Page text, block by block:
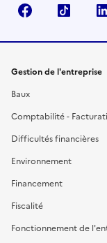
Facebook
Gestion de l'entreprise
Baux
Comptabilité -
Difficultés financières
Environnement
Financement
Fiscalité
Fonctionnement de